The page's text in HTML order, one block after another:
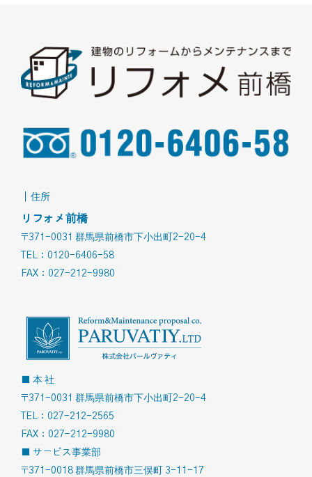
｜住所
リフォメ前橋
〒371-0031 群馬県前橋市下小出町2-20-4
TEL：0120-6406-58
FAX：027-212-9980
■ 本 社
〒371-0031 群馬県前橋市下小出町2-20-4
TEL：027-212-2565
FAX：027-212-9980
■ サービス事業部
〒371-0018 群馬県前橋市三俣町 3-11-17